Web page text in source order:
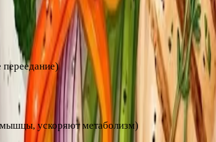
ускоряют метаболизм)